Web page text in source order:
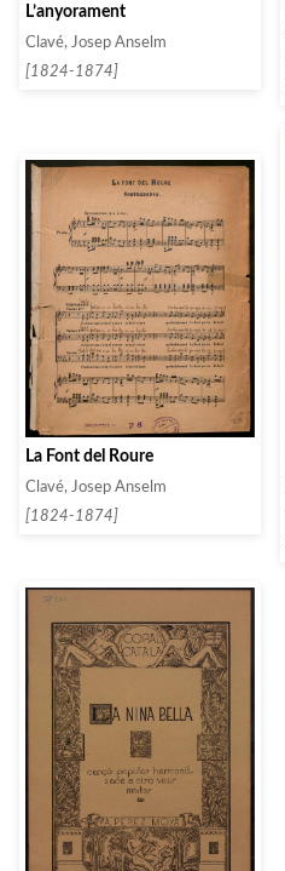
L’anyorament
Clavé, Josep Anselm
[1824-1874]
La Font del Roure
Clavé, Josep Anselm
[1824-1874]